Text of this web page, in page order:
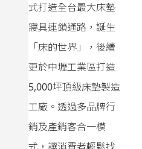
式打造全台最大床墊
寢具連鎖通路，誕生
「床的世界」，後續
更於中壢工業區打造
5,000坪頂級床墊製造
工廠。透過多品牌行
銷及產銷客合一模